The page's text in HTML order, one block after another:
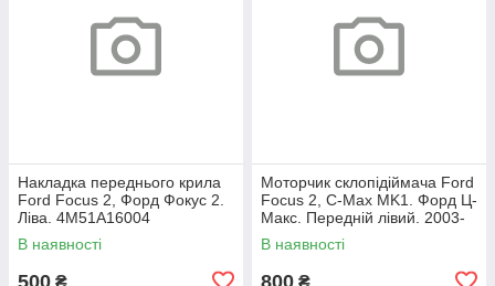
Накладка переднього крила
Ford Focus 2, Форд Фокус 2.
Ліва. 4M51A16004
В наявності
500 ₴
Моторчик склопідіймача Ford
Focus 2, C-Max MK1. Форд Ц-
Макс. Передній лівий. 2003-
2007. 981405110.
В наявності
800 ₴